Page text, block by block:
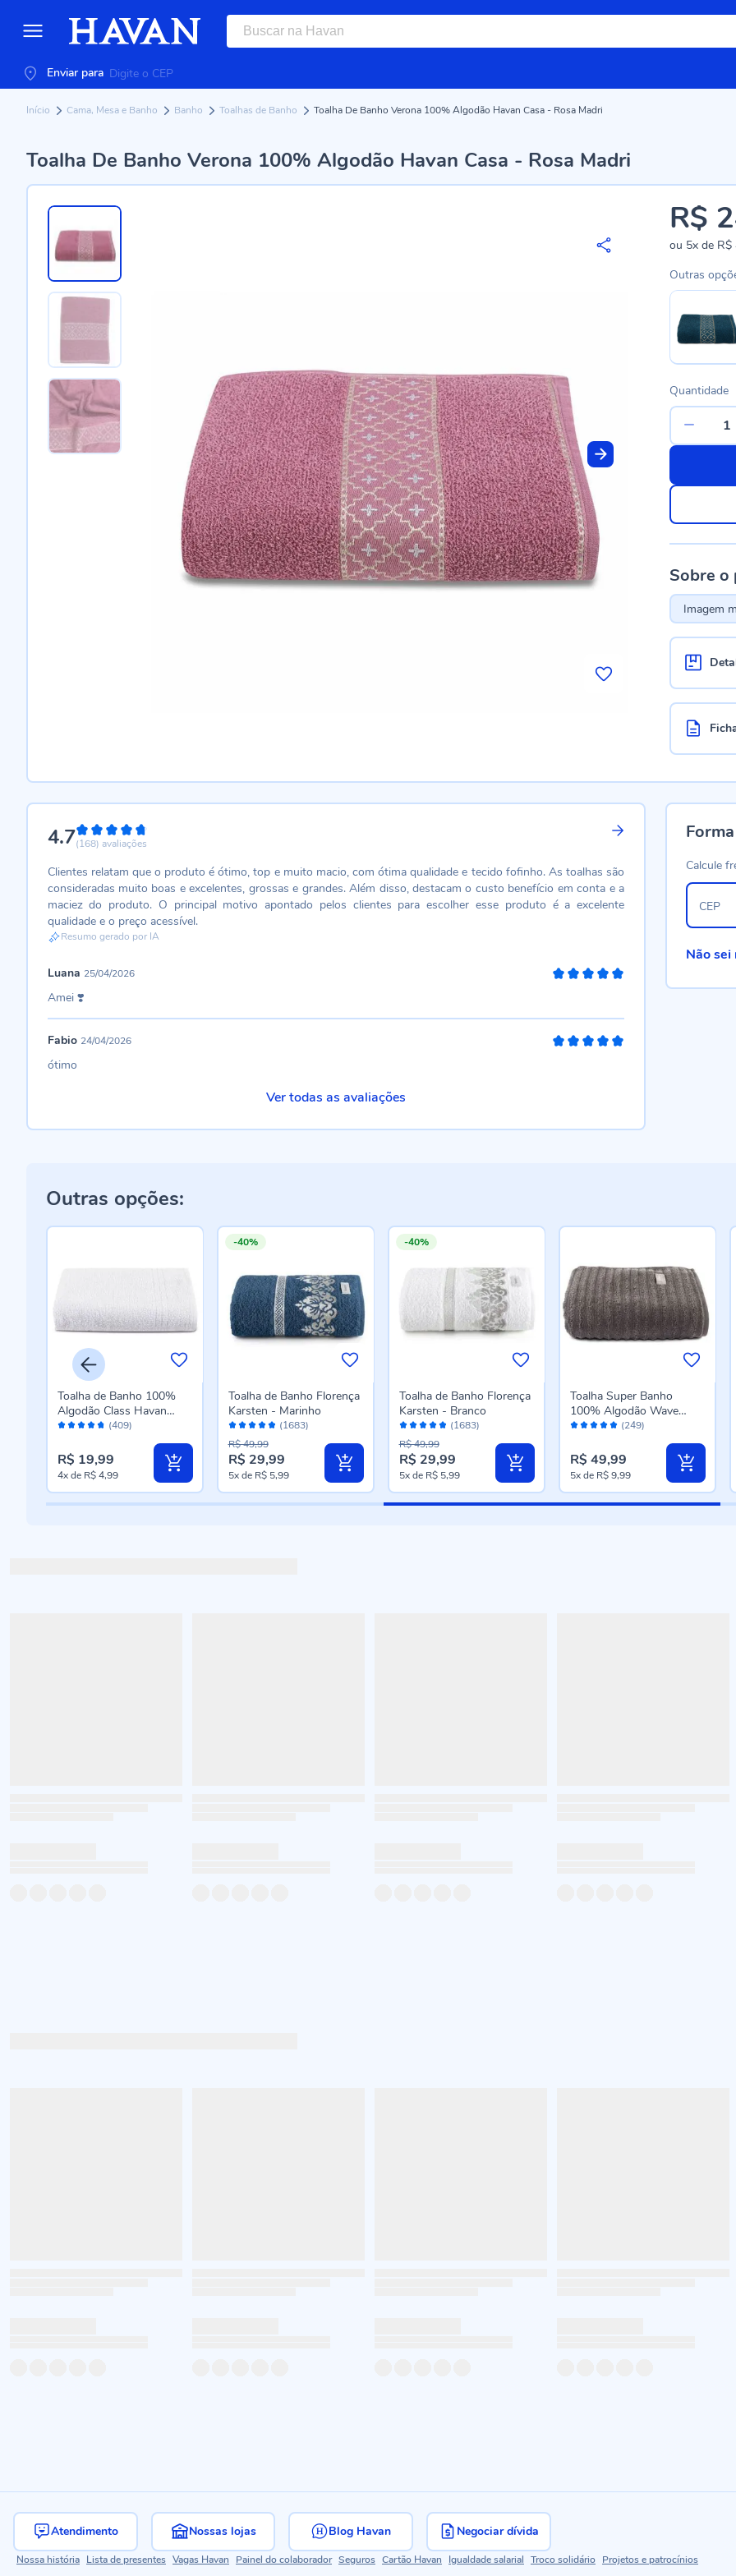
Enviar para
Início Cama, Mesa e Banho Banho Toalhas de Banho Toalha De Banho Verona 100% Algodão Havan Casa - Rosa Madri
Toalha De Banho Verona 100% Algodão Havan Casa - Rosa Madri
R$
ou 5xde R$
Outras
Quantidade
Sobre o
Imagem
4.794%
(168) avaliações
Clientes relatam que o produto é ótimo, top e muito macio, com ótima qualidade e tecido fofinho. As toalhas são
consideradas muito boas e excelentes, grossas e grandes. Além disso, destacam o custo benefício em conta e a
maciez do produto. O principal motivo apontado pelos clientes para escolher esse produto é a excelente
qualidade e o preço acessível.
Resumo gerado por IA
Luana 25/04/2026
Amei ❣️
Fabio 24/04/2026
ótimo
Ver todas as avaliações
Calcule
CEP
Não sei
Outras opções:
Avaliação: (409)
Toalha de Banho 100%
Algodão Class Havan
Casa - Branco
R$ 19,99
4xde R$ 4,99
-40%
Avaliação:
96%
(1683)
Toalha de Banho Florença
Karsten - Marinho
Preço
especial
R$ 29,99
R$ 49,99
5xde R$ 5,99
-40%
Avaliação:
96%
(1683)
Toalha de Banho Florença
Karsten - Branco
Preço
especial
R$ 29,99
R$ 49,99
5xde R$ 5,99
Avaliação: (249)
Toalha Super Banho
100% Algodão Wave
Havan Casa 1 Pç -
R$ 49,99
5xde R$ 9,99
Atendimento Nossas lojas Blog Havan Negociar dívida
Nossa história Lista de presentes Vagas Havan Painel do colaborador Seguros Cartão Havan Igualdade salarial Troco solidário Projetos e patrocínios